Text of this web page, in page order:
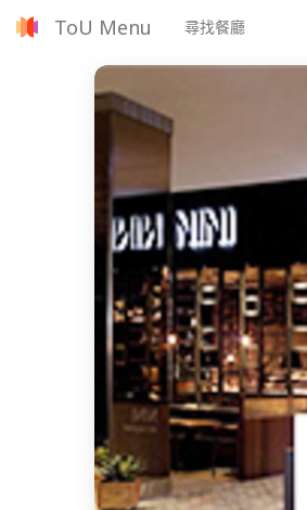
ToU Menu 尋找餐廳